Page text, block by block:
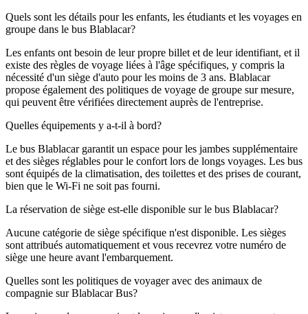
Quels sont les détails pour les enfants, les étudiants et les voyages en
groupe dans le bus Blablacar?
Les enfants ont besoin de leur propre billet et de leur identifiant, et il
existe des règles de voyage liées à l'âge spécifiques, y compris la
nécessité d'un siège d'auto pour les moins de 3 ans. Blablacar
propose également des politiques de voyage de groupe sur mesure,
qui peuvent être vérifiées directement auprès de l'entreprise.
Quelles équipements y a-t-il à bord?
Le bus Blablacar garantit un espace pour les jambes supplémentaire
et des sièges réglables pour le confort lors de longs voyages. Les bus
sont équipés de la climatisation, des toilettes et des prises de courant,
bien que le Wi-Fi ne soit pas fourni.
La réservation de siège est-elle disponible sur le bus Blablacar?
Aucune catégorie de siège spécifique n'est disponible. Les sièges
sont attribués automatiquement et vous recevrez votre numéro de
siège une heure avant l'embarquement.
Quelles sont les politiques de voyager avec des animaux de
compagnie sur Blablacar Bus?